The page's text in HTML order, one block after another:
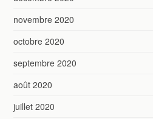
novembre 2020
octobre 2020
septembre 2020
août 2020
juillet 2020